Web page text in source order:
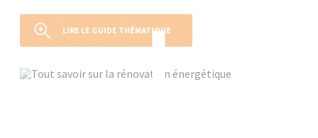
LIRE LE GUIDE THÉMATIQUE